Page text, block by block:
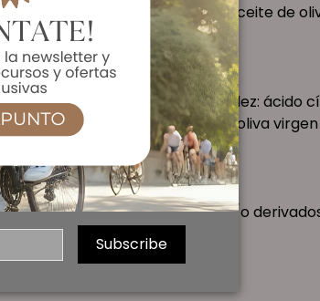
aceite de maíz], pistacho, aceite de
indicum).
& Cashew
fructosa, corrector de acidez: ácido
aceite de girasol], aceite de oliva
frutos de cáscara, sulfitos y/o
Subscribe